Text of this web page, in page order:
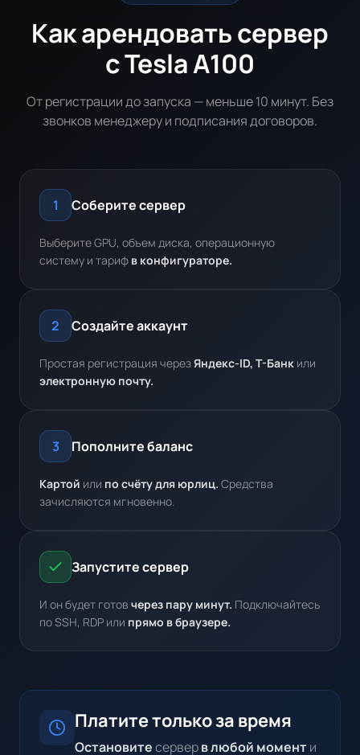
Как арендовать сервер
с Tesla A100
От регистрации до запуска — меньше 10 минут. Без
звонков менеджеру и подписания договоров.
1 Соберите сервер
Выберите GPU, объем диска, операционную
систему и тариф в конфигураторе.
2 Создайте аккаунт
Простая регистрация черезЯндекс-ID, Т-Банк или
электронную почту.
3 Пополните баланс
Картой или по счёту для юрлиц. Средства
зачисляются мгновенно.
Запустите сервер
И он будет готов через пару минут. Подключайтесь
по SSH, RDP или прямо в браузере.
Платите только за время
Остановитесерверв любой момент и